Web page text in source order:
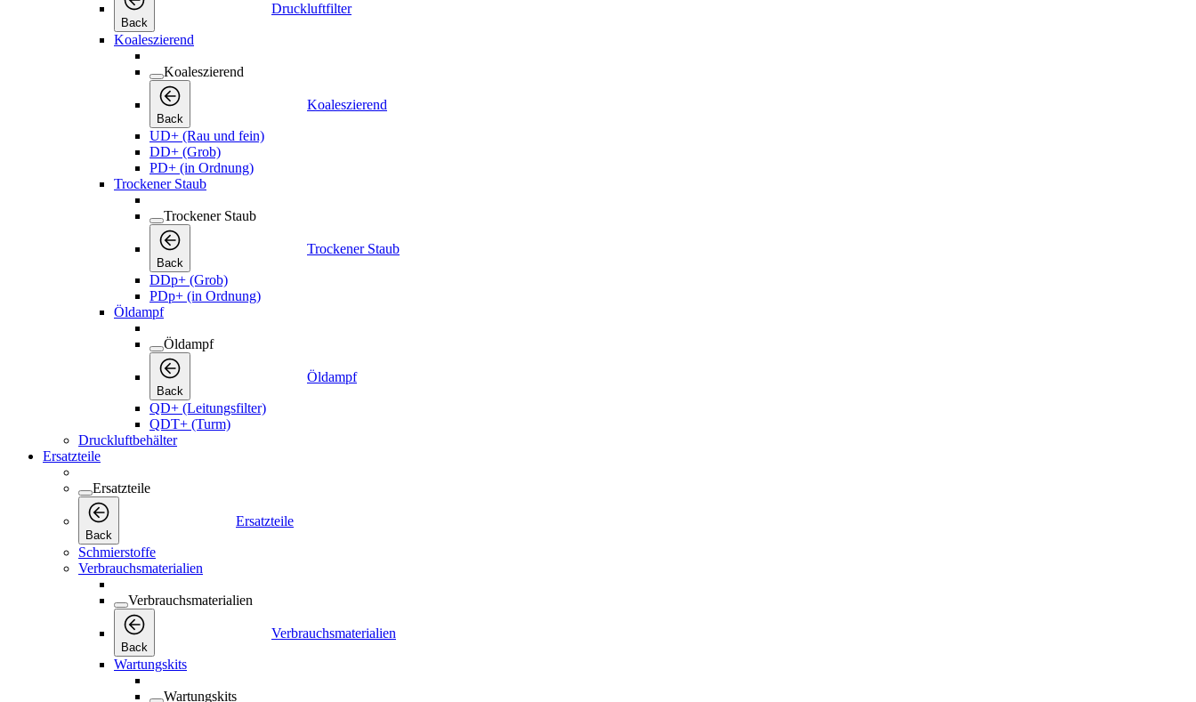
Back
Druckluftfilter
Koaleszierend
Koaleszierend
Back
Koaleszierend
UD+ (Rau und fein)
DD+ (Grob)
PD+ (in Ordnung)
Trockener Staub
Trockener Staub
Back
Trockener Staub
DDp+ (Grob)
PDp+ (in Ordnung)
Öldampf
Öldampf
Back
Öldampf
QD+ (Leitungsfilter)
QDT+ (Turm)
Druckluftbehälter
Ersatzteile
Ersatzteile
Back
Ersatzteile
Schmierstoffe
Verbrauchsmaterialien
Verbrauchsmaterialien
Back
Verbrauchsmaterialien
Wartungskits
Wartungskits